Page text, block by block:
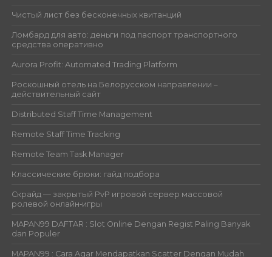
Чистый лист без бесконечных квитанций
Ломбард для авто: деньги под паспорт транспортного
средства оперативно
Aurora Profit: Automated Trading Platform
Роскошный отель на Белорусском направлении –
действительный сайт
Distributed Staff Time Management
Remote Staff Time Tracking
Remote Team Task Manager
Классические брюки: гайд подбора
Скрайд — закрытый PvP игровой сервер массовой
ролевой онлайн‑игры
MAPAN99 DAFTAR : Slot Online Dengan Regist Paling Banyak
dan Populer
MAPAN99 : Cara Agar Mendapatkan Scatter Dengan Mudah